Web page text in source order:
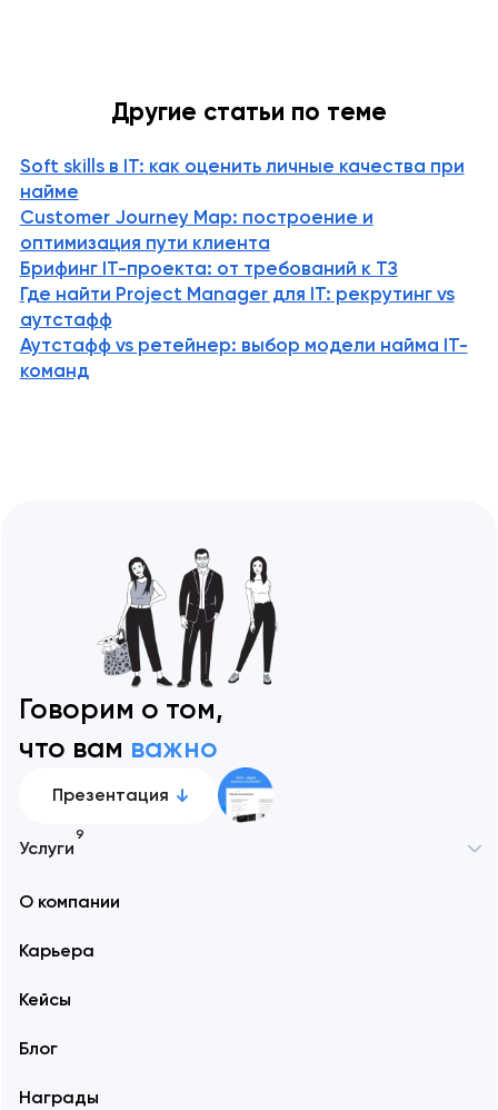
помогает рассказать ее по-новому.
Ключевые идеи👌 Ребрендинг — это…
Другие статьи по теме
Soft skills в IT: как оценить личные качества при
найме
Customer Journey Map: построение и
оптимизация пути клиента
Брифинг IT-проекта: от требований к ТЗ
Где найти Project Manager для IT: рекрутинг vs
аутстафф
Аутстафф vs ретейнер: выбор модели найма IT-
команд
Говорим о том,
что вам важно
Презентация
Услуги
9
О компании
Карьера
Кейсы
Блог
Награды